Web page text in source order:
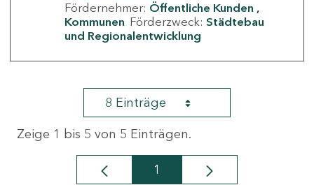
Fördernehmer: Öffentliche Kunden
Kommunen Förderzweck: Städtebau
und Regionalentwicklung
8 Einträge
Zeige 1 bis 5 von 5 Einträgen.
Seite
1